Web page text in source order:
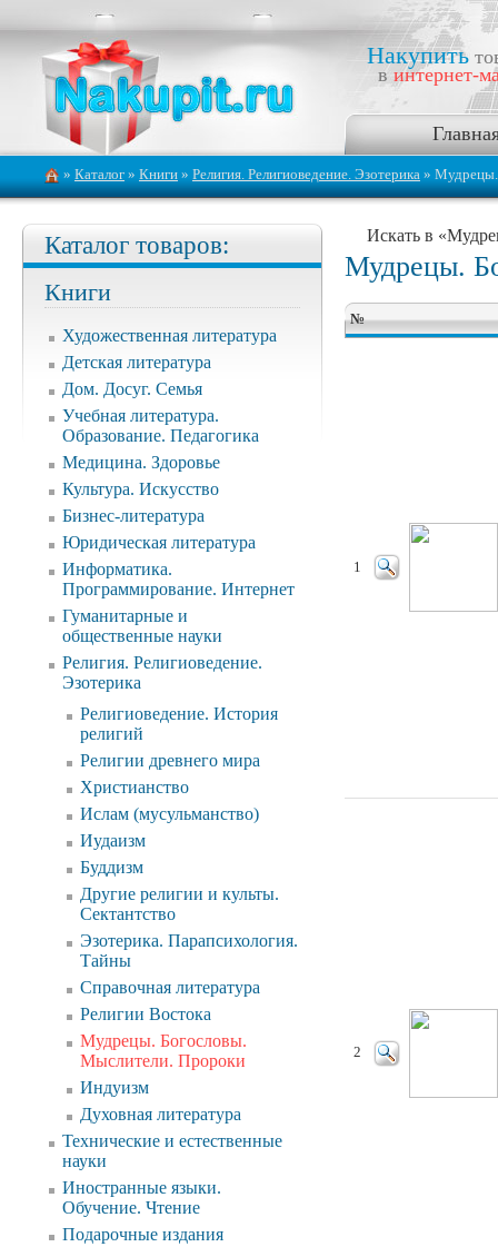
Накупить
в интернет-
» Каталог » Книги » Религия. Религиоведение. Эзотерика » Мудрецы.
Каталог товаров:
Книги
Художественная литература
Детская литература
Дом. Досуг. Семья
Учебная литература.
Образование. Педагогика
Медицина. Здоровье
Культура. Искусство
Бизнес-литература
Юридическая литература
Информатика.
Программирование. Интернет
Гуманитарные и
общественные науки
Религия. Религиоведение.
Эзотерика
Религиоведение. История
религий
Религии древнего мира
Христианство
Ислам (мусульманство)
Иудаизм
Буддизм
Другие религии и культы.
Сектантство
Эзотерика. Парапсихология.
Тайны
Справочная литература
Религии Востока
Мудрецы. Богословы.
Мыслители. Пророки
Индуизм
Духовная литература
Технические и естественные
науки
Иностранные языки.
Обучение. Чтение
Подарочные издания
Искать в
Мудрецы.
№
1
2